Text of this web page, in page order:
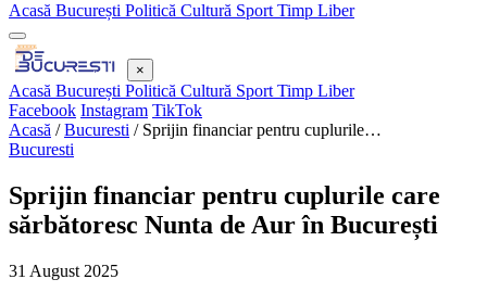
Acasă București Politică Cultură Sport Timp Liber
×
Acasă București Politică Cultură Sport Timp Liber
Facebook Instagram TikTok
Acasă /Bucuresti / Sprijin financiar pentru cuplurile…
Bucuresti
Sprijin financiar pentru cuplurile care
sărbătoresc Nunta de Aur în București
31 August 2025